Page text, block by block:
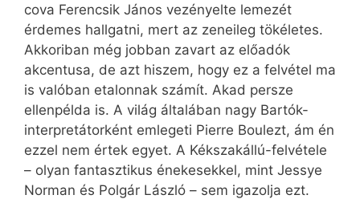
cova Ferencsik János vezényelte lemezét
érdemes hallgatni, mert az zeneileg tökéletes.
Akkoriban még jobban zavart az előadók
akcentusa, de azt hiszem, hogy ez a felvétel ma
is valóban etalonnak számít. Akad persze
ellenpélda is. A világ általában nagy Bartók-
interpretátorként emlegeti Pierre Boulezt, ám én
ezzel nem értek egyet. A Kékszakállú-felvétele
– olyan fantasztikus énekesekkel, mint Jessye
Norman és Polgár László – sem igazolja ezt.